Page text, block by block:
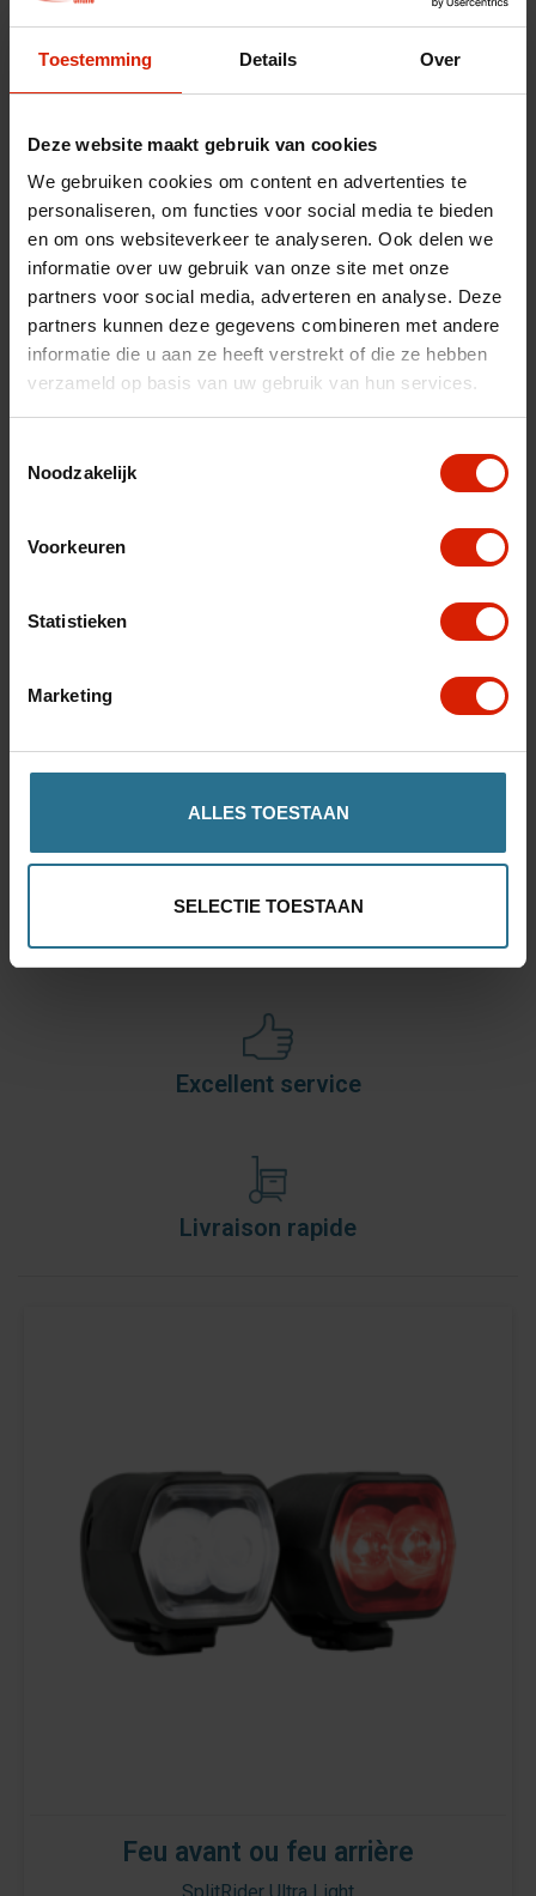
Toestemming Details Over
Deze website maakt gebruik van cookies
We gebruiken cookies om content en advertenties te
personaliseren, om functies voor social media te bieden
en om ons websiteverkeer te analyseren. Ook delen we
informatie over uw gebruik van onze site met onze
partners voor social media, adverteren en analyse. Deze
partners kunnen deze gegevens combineren met andere
informatie die u aan ze heeft verstrekt of die ze hebben
verzameld op basis van uw gebruik van hun services.
Noodzakelijk
Voorkeuren
Statistieken
Marketing
ALLES TOESTAAN
SELECTIE TOESTAAN
€198,79
€23,39
La meilleure qualité
Excellent service
Livraison rapide
Feu avant ou feu arrière